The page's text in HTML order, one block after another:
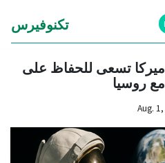
تكنوفيرس
تسعى للحفاظ على
روسيا